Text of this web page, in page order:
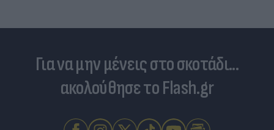
Για να μην μένεις στο σκοτάδι...
ακολούθησε το Flash.gr